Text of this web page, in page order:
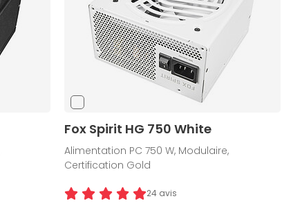
Fox Spirit HG 750 White
Alimentation PC 750 W, Modulaire,
Certification Gold
24 avis